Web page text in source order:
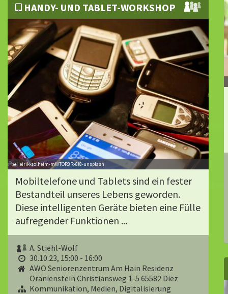
HANDY- UND TABLET-WORKSHOP
eirik-solheim-mWTOR3Rx8l8-unsplash
Mobiltelefone und Tablets sind ein fester
Bestandteil unseres Lebens geworden.
Diese intelligenten Geräte bieten eine Fülle
aufregender Funktionen ...
A. Stiehl-Wolf
30.10.23, 15:00 - 16:00
AWO Seniorenzentrum Am Hain Residenz
Oranienstein Christiansweg 1-5 65582 Diez
Kommunikation, Medien, Digitalisierung